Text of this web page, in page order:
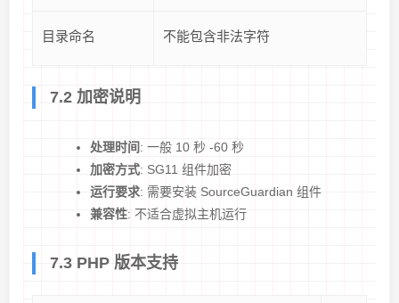
目录命名 不能包含非法字符
7.2 加密说明
处理时间: 一般 10 秒 -60 秒
加密方式: SG11 组件加密
运行要求: 需要安装 SourceGuardian 组件
兼容性: 不适合虚拟主机运行
7.3 PHP 版本支持